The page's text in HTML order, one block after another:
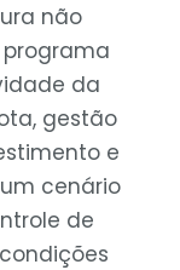
não
da
gestão
e
cenário
de